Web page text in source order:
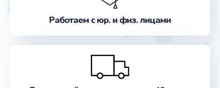
Работаем с юр. и физ. лицами